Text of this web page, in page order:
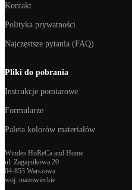
Kontakt
Polityka prywatności
Najczęstsze pytania (FAQ)
Pliki do pobrania
Instrukcje pomiarowe
Formularze
Paleta kolorów materiałów
Windes HoReCa and Home
ul. Zagajnikowa 20
04-853 Warszawa
woj. mazowieckie